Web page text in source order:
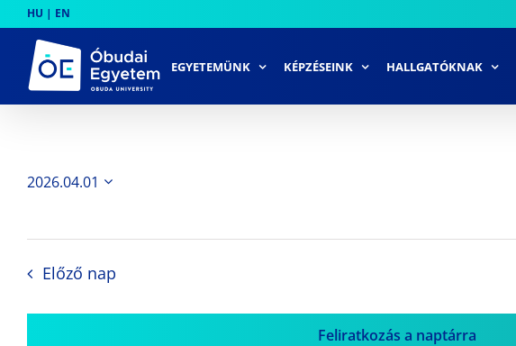
to
content
HU | EN
EGYETEMÜNK KÉPZÉSEINK HALLGATÓKNAK
2026.04.01
Előző nap
Feliratkozás a naptárra